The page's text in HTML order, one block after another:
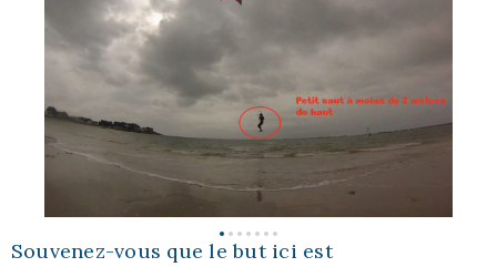
Souvenez-vous que le but ici est